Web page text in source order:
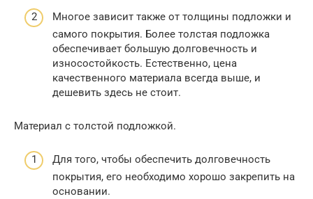
Многое зависит также от толщины подложки и
самого покрытия. Более толстая подложка
обеспечивает большую долговечность и
износостойкость. Естественно, цена
качественного материала всегда выше, и
дешевить здесь не стоит.
Материал с толстой подложкой.
Для того, чтобы обеспечить долговечность
покрытия, его необходимо хорошо закрепить на
основании.